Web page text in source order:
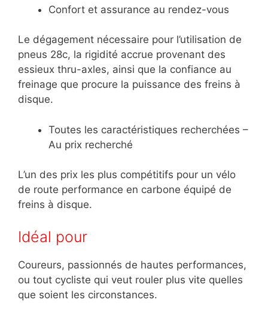
Confort et assurance au rendez-vous
Le dégagement nécessaire pour l’utilisation de
pneus 28c, la rigidité accrue provenant des
essieux thru-axles, ainsi que la confiance au
freinage que procure la puissance des freins à
disque.
Toutes les caractéristiques recherchées –
Au prix recherché
L’un des prix les plus compétitifs pour un vélo
de route performance en carbone équipé de
freins à disque.
Idéal pour
Coureurs, passionnés de hautes performances,
ou tout cycliste qui veut rouler plus vite quelles
que soient les circonstances.